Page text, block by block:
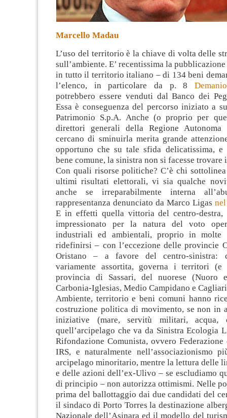
Marcello Madau
L’uso del territorio è la chiave di volta delle
sull’ambiente. E’ recentissima la
in tutto il territorio italiano – di 134 beni
l’elenco, in particolare da p. 8
potrebbero essere venduti dal Banco dei
Essa è conseguenza del percorso iniziato a
Patrimonio S.p.A. Anche (o proprio per
direttori generali della Regione Autonoma
cercano di sminuirla merita grande
opportuno che su tale sfida delicatissima,
bene comune, la sinistra non si facesse trovare
Con quali risorse politiche? C’è chi
ultimi risultati elettorali, vi sia qualche
anche se irreparabilmente interna
rappresentanza denunciato da Marco Ligas
E in effetti quella vittoria del centro-destra,
impressionato per la natura del voto
industriali ed ambientali, proprio in molte
ridefinirsi – con l’eccezione delle provincie
Oristano – a favore del centro-sinistra:
variamente assortita, governa i territori
provincia di Sassari, del nuorese (Nuoro
Carbonia-Iglesias, Medio Campidano e
Ambiente, territorio e beni comuni hanno
costruzione politica di movimento, se non in
iniziative (mare, servitù militari, acqua,
quell’arcipelago che va da Sinistra Ecologia
Rifondazione Comunista, ovvero
IRS, e naturalmente nell’associazionismo
arcipelago minoritario, mentre la lettura delle
e delle azioni dell’ex-Ulivo – se escludiamo
di principio – non autorizza ottimismi. Nelle
prima del ballottaggio dai due candidati del
il sindaco di Porto Torres la destinazione
Nazionale dell’Asinara ed il modello del